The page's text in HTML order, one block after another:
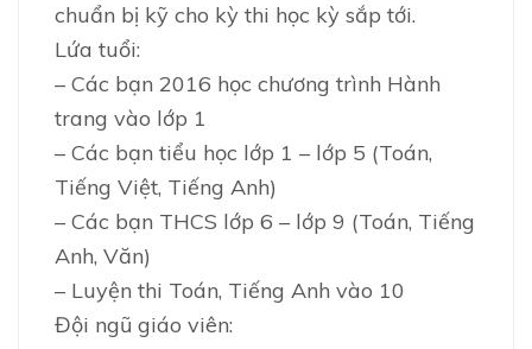
chuẩn bị kỹ cho kỳ thi học kỳ sắp tới.
Lứa tuổi:
– Các bạn 2016 học chương trình Hành
trang vào lớp 1
– Các bạn tiểu học lớp 1 – lớp 5 (Toán,
Tiếng Việt, Tiếng Anh)
– Các bạn THCS lớp 6 – lớp 9 (Toán, Tiếng
Anh, Văn)
– Luyện thi Toán, Tiếng Anh vào 10
Đội ngũ giáo viên: